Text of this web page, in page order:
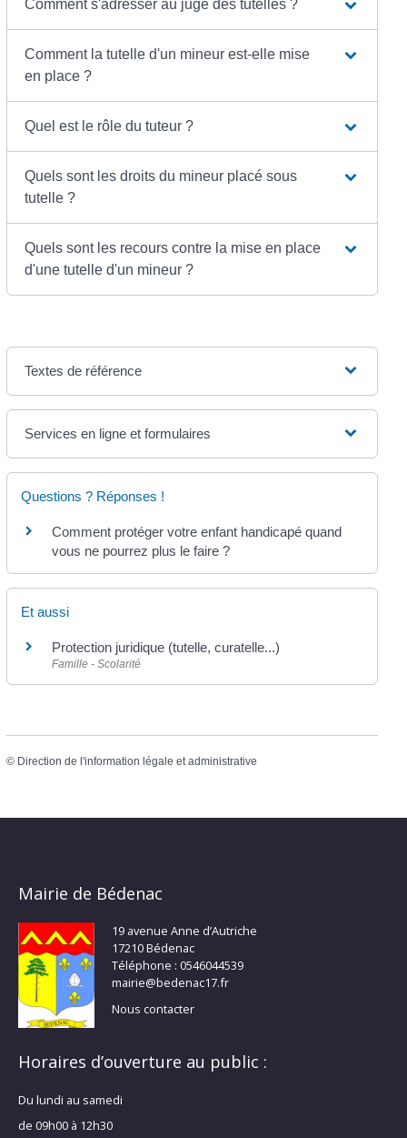
Comment s'adresser au juge des tutelles ?
Comment la tutelle d'un mineur est-elle mise
en place ?
Quel est le rôle du tuteur ?
Quels sont les droits du mineur placé sous
tutelle ?
Quels sont les recours contre la mise en place
d'une tutelle d'un mineur ?
Textes de référence
Services en ligne et formulaires
Questions ? Réponses !
Comment protéger votre enfant handicapé quand
vous ne pourrez plus le faire ?
Et aussi
Protection juridique (tutelle, curatelle...)
Famille - Scolarité
© Direction de l'information légale et administrative
Mairie de Bédenac
19 avenue Anne d’Autriche
17210 Bédenac
Téléphone : 0546044539
mairie@bedenac17.fr
Nous contacter
Horaires d’ouverture au public :
Du lundi au samedi
de 09h00 à 12h30